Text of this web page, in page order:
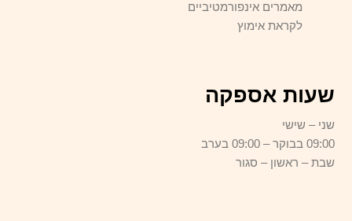
מאמרים אינפורמטיביים
לקראת אימוץ
שעות אספקה
שני – שישי
09:00 בבוקר – 09:00 בערב
שבת – ראשון – סגור